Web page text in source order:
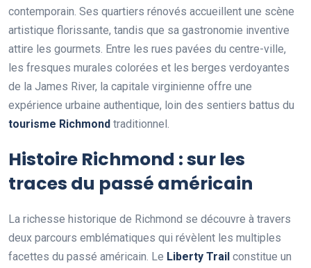
contemporain. Ses quartiers rénovés accueillent une scène
artistique florissante, tandis que sa gastronomie inventive
attire les gourmets. Entre les rues pavées du centre-ville,
les fresques murales colorées et les berges verdoyantes
de la James River, la capitale virginienne offre une
expérience urbaine authentique, loin des sentiers battus du
tourisme Richmond traditionnel.
Histoire Richmond : sur les
traces du passé américain
La richesse historique de Richmond se découvre à travers
deux parcours emblématiques qui révèlent les multiples
facettes du passé américain. Le Liberty Trail constitue un